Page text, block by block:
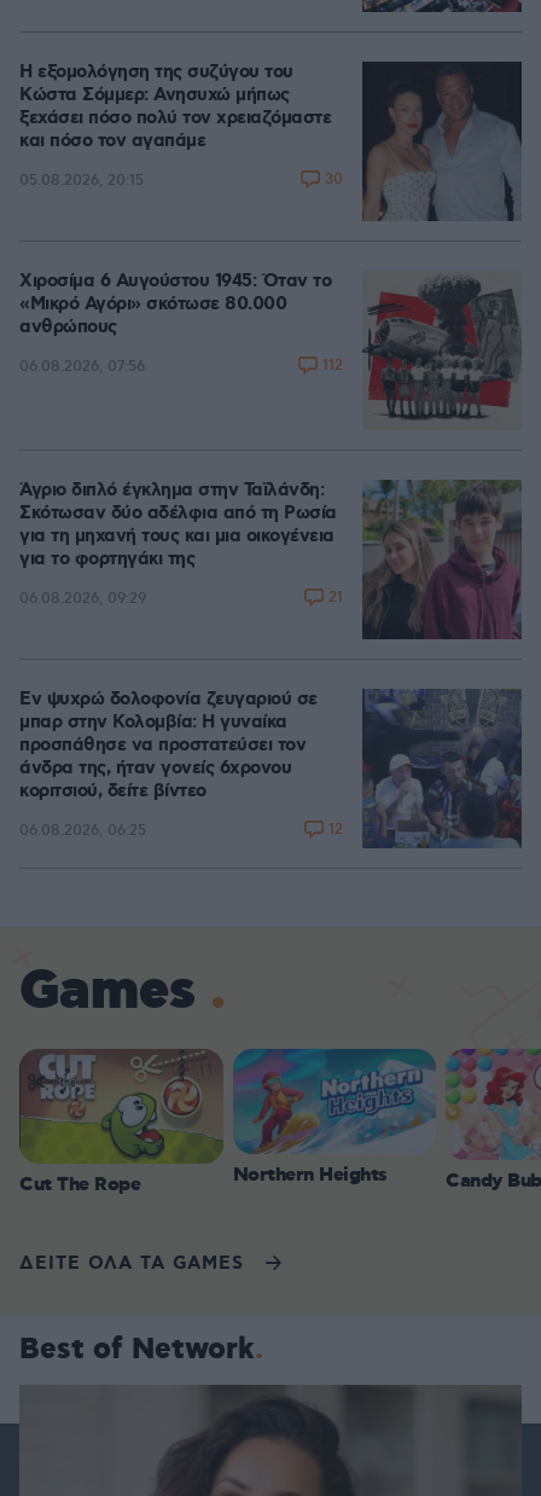
Η εξομολόγηση της συζύγου του
Κώστα Σόμμερ: Ανησυχώ μήπως
ξεχάσει πόσο πολύ τον χρειαζόμαστε
και πόσο τον αγαπάμε
05.08.2026, 20:15 30
Χιροσίμα 6 Αυγούστου 1945: Όταν το
«Μικρό Αγόρι» σκότωσε 80.000
ανθρώπους
06.08.2026, 07:56 112
Άγριο διπλό έγκλημα στην Ταϊλάνδη:
Σκότωσαν δύο αδέλφια από τη Ρωσία
για τη μηχανή τους και μια οικογένεια
για το φορτηγάκι της
06.08.2026, 09:29 21
Εν ψυχρώ δολοφονία ζευγαριού σε
μπαρ στην Κολομβία: Η γυναίκα
προσπάθησε να προστατεύσει τον
άνδρα της, ήταν γονείς 6χρονου
κοριτσιού, δείτε βίντεο
06.08.2026, 06:25 12
Games
Cut The Rope Northern Heights Candy
ΔΕΙΤΕ ΟΛΑ ΤΑ GAMES
Best of Network